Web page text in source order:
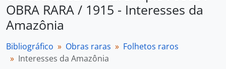
OBRA RARA / 1915 - Interesses da
Amazônia
Bibliográfico Obras raras
Folhetos raros
Interesses da Amazônia